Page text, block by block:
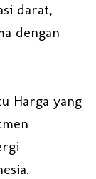
darat,
dengan
Harga yang